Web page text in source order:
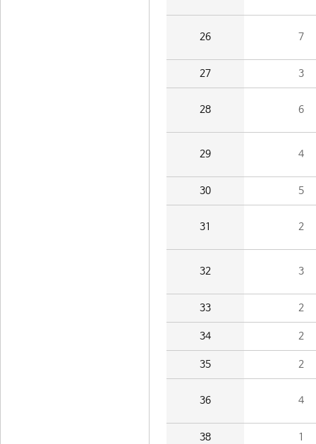
26 7
27 3
28 6
29 4
30 5
31 2
32 3
33 2
34 2
35 2
36 4
38 1